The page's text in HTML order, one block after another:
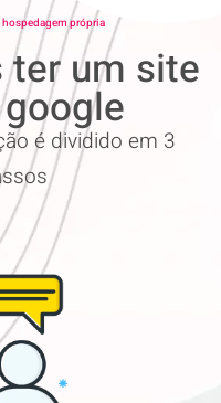
própria
um site
é dividido em 3